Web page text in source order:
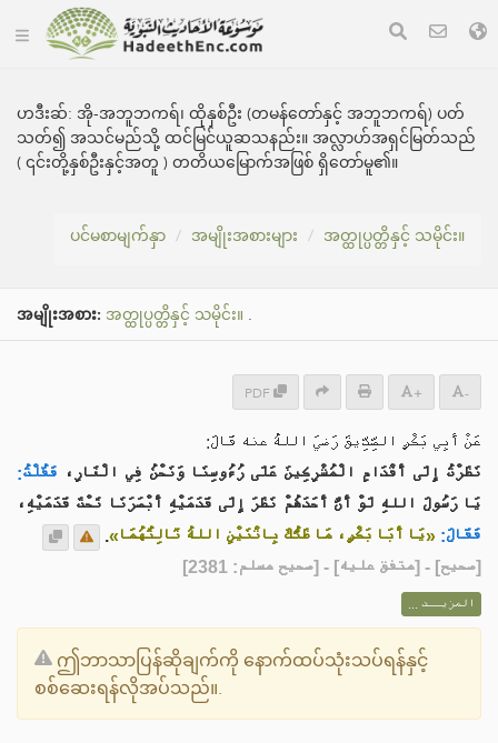
ဟဒီးဆ်: အို-အဘူဘကရ်၊ ထိုနှစ်ဦး (တမန်တော်နှင့် အဘူဘကရ်) ပတ်
သတ်၍ အသင်မည်သို့ ထင်မြင်ယူဆသနည်း။ အလ္လာဟ်အရှင်မြတ်သည်
( ၎င်းတို့နှစ်ဦးနှင့်အတူ ) တတိယ‌မြောက်အဖြစ် ရှိတော်မူ၏။
ပင်မစာမျက်နှာ အမျိုးအစားများ အတ္ထုပ္ပတ္တိနှင့် သမိုင်း။
အမျိုးအစား: အတ္ထုပ္ပတ္တိနှင့် သမိုင်း။ .
PDF + -
عَنْ أَبِي بَكْرٍ الصِّدِّيقَ رَضيَ اللهُ عنه قَالَ:
نَظَرْتُ إِلَى أَقْدَامِ الْمُشْرِكِينَ عَلَى رُءُوسِنَا وَنَحْنُ فِي الْغَارِ، فَقُلْتُ:
يَا رَسُولَ اللهِ لَوْ أَنَّ أَحَدَهُمْ نَظَرَ إِلَى قَدَمَيْهِ أَبْصَرَنَا تَحْتَ قَدَمَيْهِ،
فَقَالَ: «يَا أَبَا بَكْرٍ، مَا ظَنُّكَ بِاثْنَيْنِ اللهُ ثَالِثُهُمَا».
[صحيح] - [متفق عليه] - [صحيح مسلم: 2381]
المزيــد ...
ဤဘာသာပြန်ဆိုချက်ကို နောက်ထပ်သုံးသပ်ရန်နှင့်
စစ်ဆေးရန်လိုအပ်သည်။.